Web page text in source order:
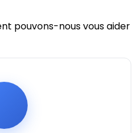
pouvons-nous vous aider